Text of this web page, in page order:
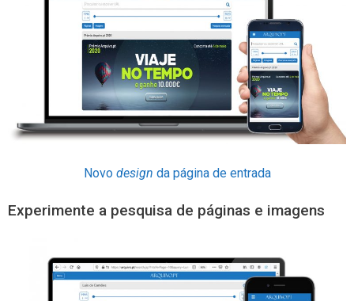
Novo design da página de entrada
Experimente a pesquisa de páginas e imagens